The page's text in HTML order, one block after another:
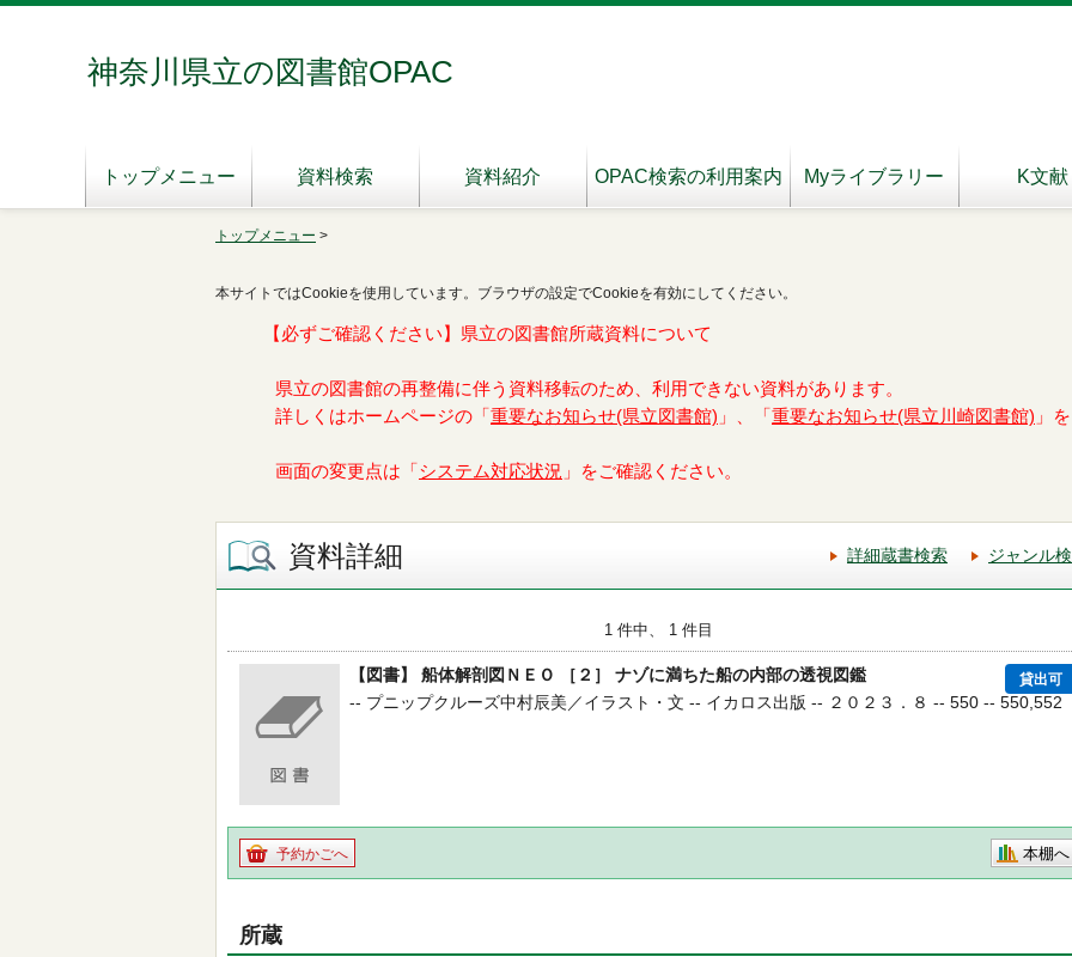
神奈川県立の図書館OPAC
トップメニュー 資料検索 資料紹介 OPAC検索の利用案内 Myライブラリー K文献
トップメニュー >
本サイトではCookieを使用しています。ブラウザの設定でCookieを有効にしてください。
【必ずご確認ください】県立の図書館所蔵資料について
県立の図書館の再整備に伴う資料移転のため、利用できない資料があります。
詳しくはホームページの「 重要なお知らせ(県立図書館) 」、「 重要なお知らせ(県立川崎図書館) 」
画面の変更点は「 システム対応状況 」をご確認ください。
資料詳細 詳細蔵書検索 ジャンル
1 件中、 1 件目
【図書】 船体解剖図ＮＥＯ ［２］ ナゾに満ちた船の内部の透視図鑑 貸出可
-- プニップクルーズ中村辰美／イラスト・文 -- イカロス出版 -- ２０２３．８ -- 550 -- 550,552
予約かごへ 本棚へ
所蔵